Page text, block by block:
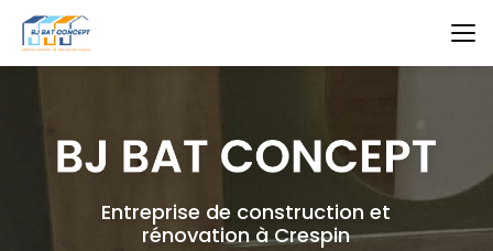
contenu
principal
Entreprise de construction et
rénovation à Crespin